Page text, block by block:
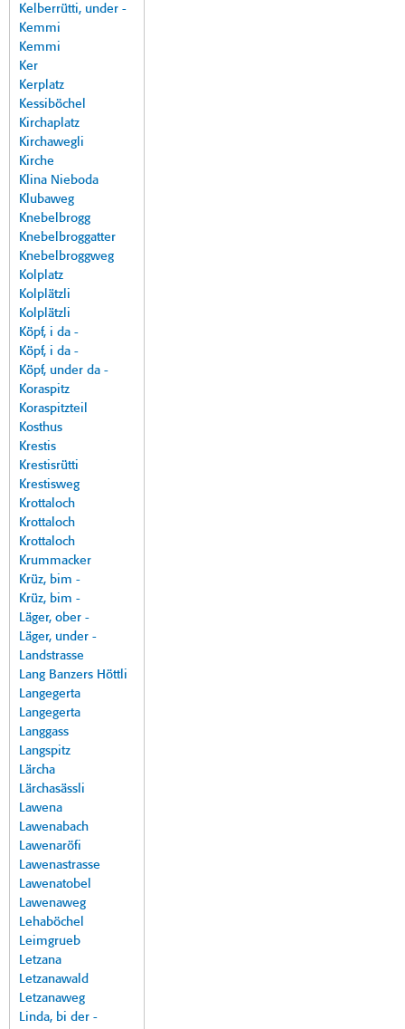
Kelberrütti, under -
Kemmi
Kemmi
Ker
Kerplatz
Kessiböchel
Kirchaplatz
Kirchawegli
Kirche
Klina Nieboda
Klubaweg
Knebelbrogg
Knebelbroggatter
Knebelbroggweg
Kolplatz
Kolplätzli
Kolplätzli
Köpf, i da -
Köpf, i da -
Köpf, under da -
Koraspitz
Koraspitzteil
Kosthus
Krestis
Krestisrütti
Krestisweg
Krottaloch
Krottaloch
Krottaloch
Krummacker
Krüz, bim -
Krüz, bim -
Läger, ober -
Läger, under -
Landstrasse
Lang Banzers Höttli
Langegerta
Langegerta
Langgass
Langspitz
Lärcha
Lärchasässli
Lawena
Lawenabach
Lawenaröfi
Lawenastrasse
Lawenatobel
Lawenaweg
Lehaböchel
Leimgrueb
Letzana
Letzanawald
Letzanaweg
Linda, bi der -